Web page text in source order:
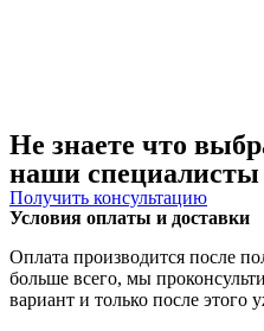
Не знаете что
наши специалисты
Получить консультацию
Условия оплаты и доставки
Оплата производится после
больше всего, мы
вариант и только после этого